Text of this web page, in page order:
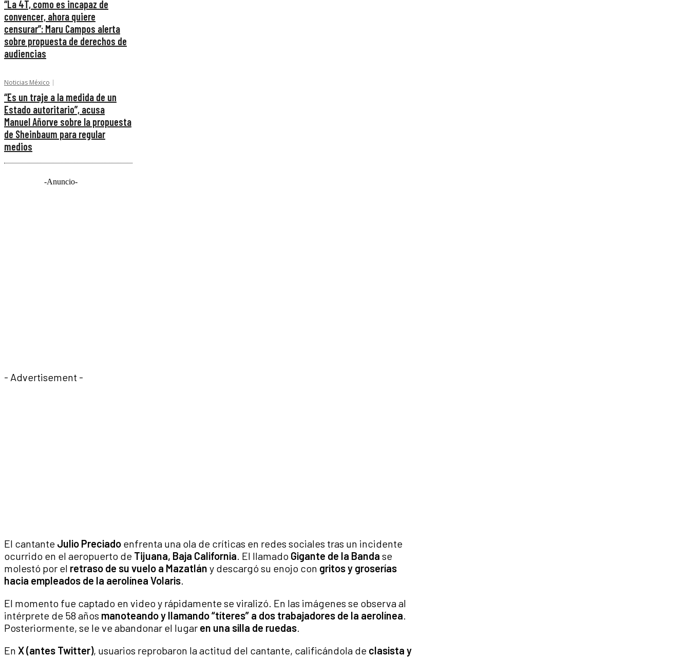
“La 4T, como es incapaz de
convencer, ahora quiere
censurar”: Maru Campos alerta
sobre propuesta de derechos de
audiencias
Noticias México
“Es un traje a la medida de un
Estado autoritario”, acusa
Manuel Añorve sobre la propuesta
de Sheinbaum para regular
medios
-Anuncio-
- Advertisement -
El cantante Julio Preciado enfrenta una ola de críticas en redes sociales tras un incidente
ocurrido en el aeropuerto de Tijuana, Baja California. El llamado Gigante de la Banda se
molestó por el retraso de su vuelo a Mazatlán y descargó su enojo con gritos y groserías
hacia empleados de la aerolínea Volaris.
El momento fue captado en video y rápidamente se viralizó. En las imágenes se observa al
intérprete de 58 años manoteando y llamando“títeres” a dos trabajadores de la aerolínea.
Posteriormente, se le ve abandonar el lugar en una silla de ruedas.
En X (antes Twitter), usuarios reprobaron la actitud del cantante, calificándola de clasista y